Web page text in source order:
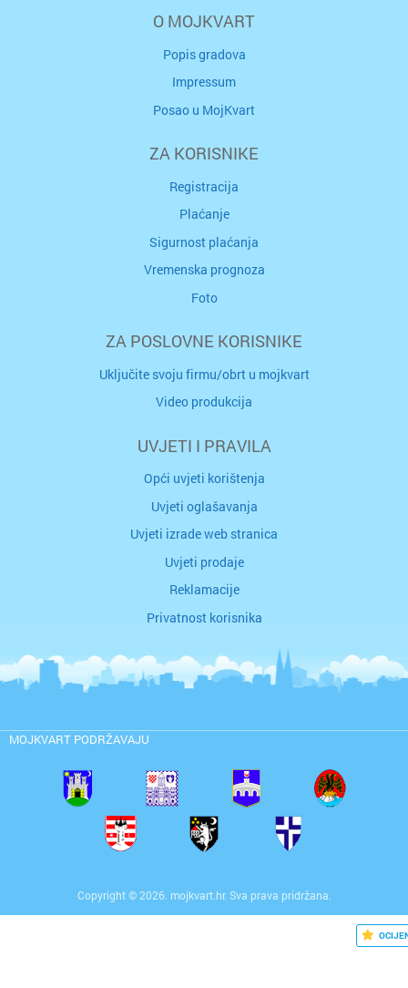
O MOJKVART
Popis gradova
Impressum
Posao u MojKvart
ZA KORISNIKE
Registracija
Plaćanje
Sigurnost plaćanja
Vremenska prognoza
Foto
ZA POSLOVNE KORISNIKE
Uključite svoju firmu/obrt u mojkvart
Video produkcija
UVJETI I PRAVILA
Opći uvjeti korištenja
Uvjeti oglašavanja
Uvjeti izrade web stranica
Uvjeti prodaje
Reklamacije
Privatnost korisnika
MOJKVART PODRŽAVAJU
Copyright © 2026. mojkvart.hr. Sva prava pridržana.